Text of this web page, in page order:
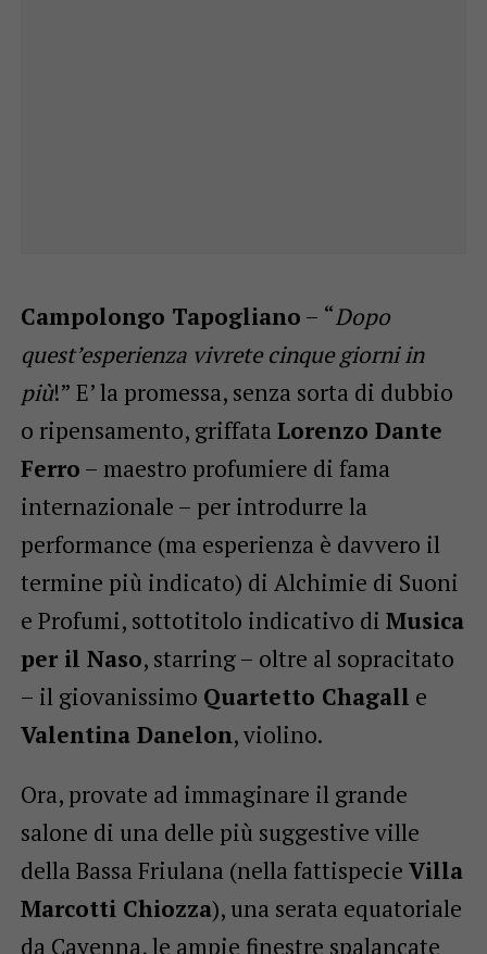
Campolongo Tapogliano – “Dopo
quest’esperienza vivrete cinque giorni in
più!” E’ la promessa, senza sorta di dubbio
o ripensamento, griffata Lorenzo Dante
Ferro – maestro profumiere di fama
internazionale – per introdurre la
performance (ma esperienza è davvero il
termine più indicato) di Alchimie di Suoni
e Profumi, sottotitolo indicativo di Musica
per il Naso, starring – oltre al sopracitato
– il giovanissimo Quartetto Chagall e
Valentina Danelon, violino.
Ora, provate ad immaginare il grande
salone di una delle più suggestive ville
della Bassa Friulana (nella fattispecie Villa
Marcotti Chiozza), una serata equatoriale
da Cayenna, le ampie finestre spalancate